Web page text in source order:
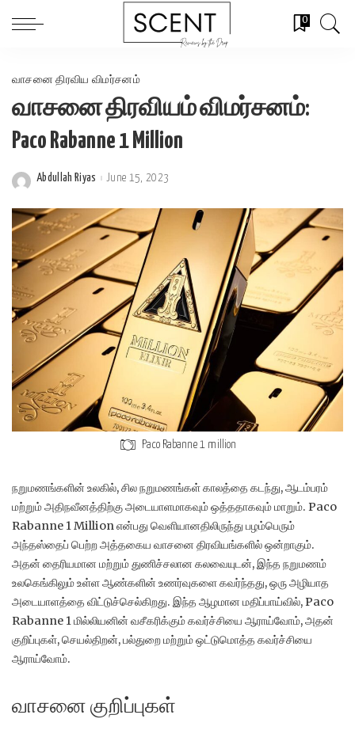
0
வாசனை திரவிய விமர்சனம்
வாசனை திரவியம் விமர்சனம்:
Paco Rabanne 1 Million
Posted
Abdullah Riyas June 15, 2023
Paco Rabanne 1 million
நறுமணங்களின் உலகில், சில நறுமணங்கள் காலத்தை கடந்து, ஆடம்பரம்
மற்றும் அதிநவீனத்திற்கு அடையாளமாகவும் ஒத்ததாகவும் மாறும். Paco
Rabanne 1 Million என்பது வெளியானதிலிருந்து பழம்பெரும்
அந்தஸ்தைப் பெற்ற அத்தகைய வாசனை திரவியங்களில் ஒன்றாகும்.
அதன் தைரியமான மற்றும் துணிச்சலான கலவையுடன், இந்த நறுமணம்
உலகெங்கிலும் உள்ள ஆண்களின் உணர்வுகளை கவர்ந்தது, ஒரு அழியாத
அடையாளத்தை விட்டுச்செல்கிறது. இந்த ஆழமான மதிப்பாய்வில், Paco
Rabanne 1 மில்லியனின் வசீகரிக்கும் கவர்ச்சியை ஆராய்வோம், அதன்
குறிப்புகள், செயல்திறன், பல்துறை மற்றும் ஒட்டுமொத்த கவர்ச்சியை
ஆராய்வோம்.
வாசனை குறிப்புகள்